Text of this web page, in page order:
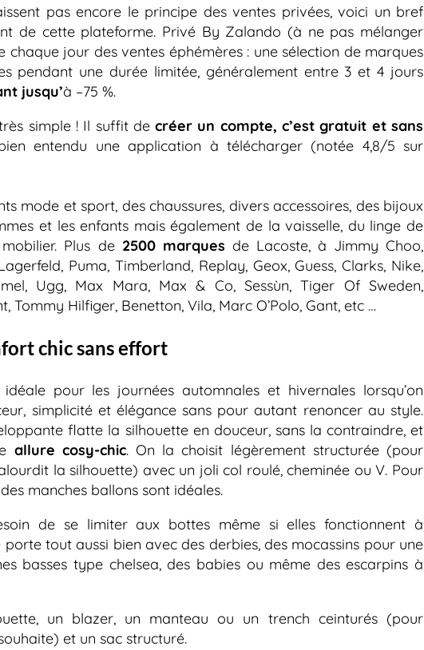
pas encore le principe des ventes privées, voici un bref
de cette plateforme. Privé By Zalando (à ne pas mélanger
jour des ventes éphémères : une sélection de marques
pendant une durée limitée, généralement entre 3 et 4 jours
jusqu’à –75 %.
simple ! Il suffit decréer un compte, c’est gratuit et sans
entendu une application à télécharger (notée 4,8/5 sur
mode et sport, des chaussures, divers accessoires, des bijoux
et les enfants mais également de la vaisselle, du linge de
Plus de 2500 marques de Lacoste, à Jimmy Choo,
Puma, Timberland, Replay, Geox, Guess, Clarks, Nike,
Ugg, Max Mara, Max & Co, Sessùn, Tiger Of Sweden,
Tommy Hilfiger, Benetton, Vila, Marc O’Polo, Gant, etc …
chic sans effort
pour les journées automnales et hivernales lorsqu’on
simplicité et élégance sans pour autant renoncer au style.
flatte la silhouette en douceur, sans la contraindre, et
allure cosy-chic. On la choisit légèrement structurée (pour
la silhouette) avec un joli col roulé, cheminée ou V. Pour
manches ballons sont idéales.
de se limiter aux bottes même si elles fonctionnent à
tout aussi bien avec des derbies, des mocassins pour une
basses type chelsea, des babies ou même des escarpins à
un blazer, un manteau ou un trench ceinturés (pour
et un sac structuré.